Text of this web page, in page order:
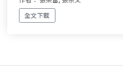
全文下載